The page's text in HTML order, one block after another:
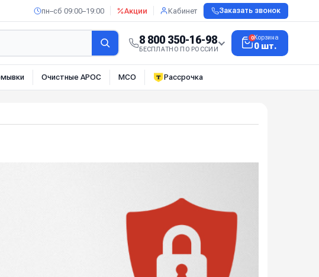
пн–сб 09:00–19:00 Акции Кабинет Заказать звонок
8 800 350-16-98
БЕСПЛАТНО ПО РОССИИ
0Корзина
0 шт.
Очистные АРОС МСО Рассрочка